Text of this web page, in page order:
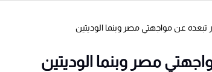
تبعده عن مواجهتي مصر وبنما الوديتين
مصر وبنما الوديتين